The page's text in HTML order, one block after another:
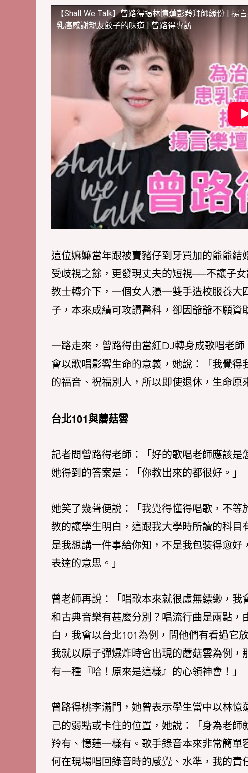
【Shall We Talk】曾路得揭林憶蓮彭羚拜師緣份 |
乳癌感謝親友餃子的味道 | 曾路得專訪
這位嫲嫲當年跟被賣豬仔到牙買加的爺爺
受歧視之餘，更發現丈夫的短視──不讓子
教士轉介下，一個女人憑一雙手造校服養
子，本來成績可攻讀醫科，卻因爺爺不願
一路走來，曾路得由當紅DJ轉身成歌唱老
會以歌唱影響生命的意義，她說：「我覺
的福音、祝福別人，所以即使退休，生命
台北101與蘑菇雲
記者問曾路得老師：「好的歌唱老師應該是
她得到的答案是：「你教出來的都很好。」
她笑了幾聲便說：「我覺得懂得唱歌，不
教的讓學生明白，這跟我大學時所讀的科
是我想講一件事給你知，不是我包裝得愈
表達的意思。」
曾老師再說：「唱歌本來就很虛無縹緲，
和古典音樂有甚麼分別？唱流行曲是兩點
白，我會以台北101為例，問他們有看過它
我就以原子彈爆炸時會出現的蘑菇雲為例
有一種『哈！原來是這樣』的心領神會！」
曾路得桃李滿門，她曾表示學生當中以林
己的弱點或卡住的位置，她說：「身為老
羚有、憶蓮一樣有。歌手錄音本來非常簡
何在現場唱回錄音時的感覺、水準，我的責